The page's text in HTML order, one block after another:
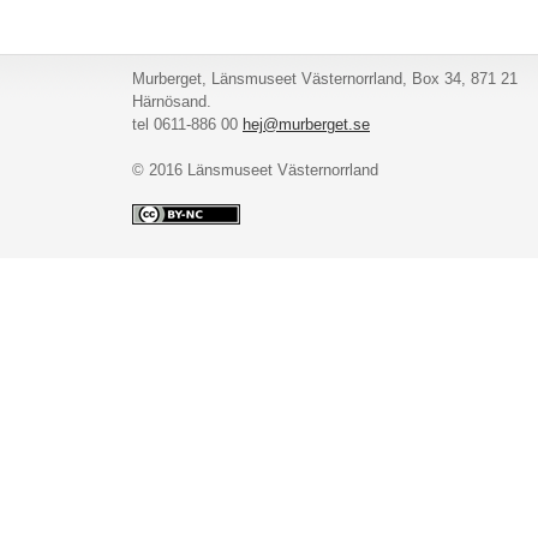
Murberget, Länsmuseet Västernorrland, Box 34, 871 21
Härnösand.
tel 0611-886 00 hej@murberget.se
© 2016 Länsmuseet Västernorrland